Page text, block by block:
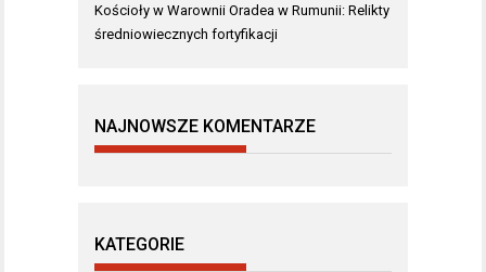
Kościoły w Warownii Oradea w Rumunii: Relikty
średniowiecznych fortyfikacji
NAJNOWSZE KOMENTARZE
KATEGORIE